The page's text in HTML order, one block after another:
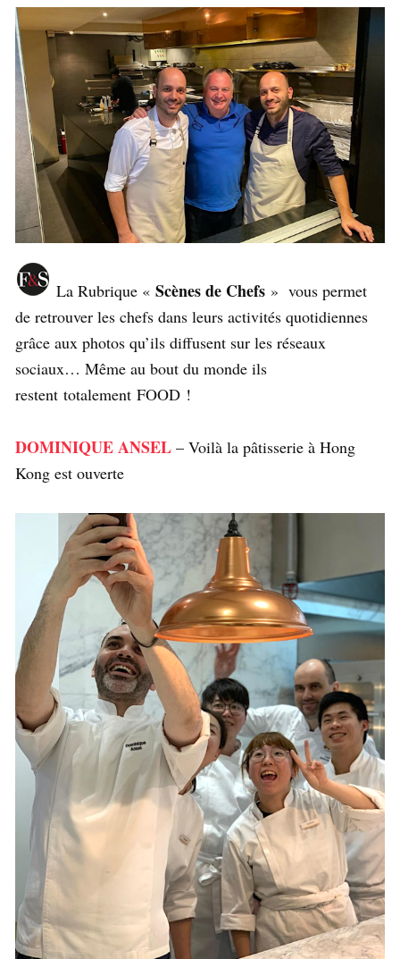
La Rubrique « Scènes de Chefs » vous permet
de retrouver les chefs dans leurs activités quotidiennes
grâce aux photos qu’ils diffusent sur les réseaux
sociaux… Même au bout du monde ils
restent totalement FOOD !
DOMINIQUE ANSEL – Voilà la pâtisserie à Hong
Kong est ouverte